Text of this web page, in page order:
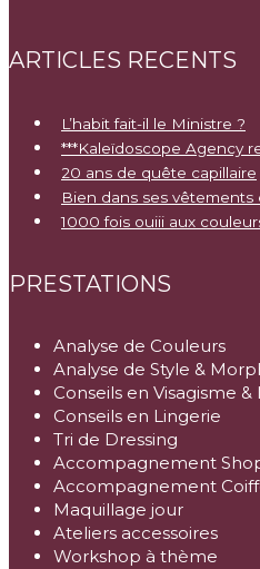
ARTICLES RECENTS
L’habit fait-il le Ministre ?
***Kaleïdoscope Agency
20 ans de quête capillaire
Bien dans ses
1000 fois ouiii aux
PRESTATIONS
Analyse de Couleurs
Analyse de Style &
Conseils en Visagisme
Conseils en Lingerie
Tri de Dressing
Accompagnement
Accompagnement
Maquillage jour
Ateliers accessoires
Workshop à thème